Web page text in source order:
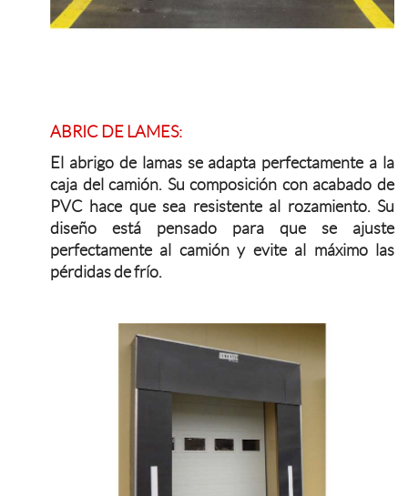
ABRIC DE LAMES:
El abrigo de lamas se adapta perfectamente a la
caja del camión. Su composición con acabado de
PVC hace que sea resistente al rozamiento. Su
diseño está pensado para que se ajuste
perfectamente al camión y evite al máximo las
pérdidas de frío.